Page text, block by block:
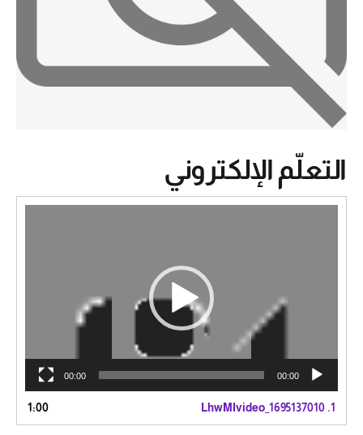
التعلّم الإلكتروني
00:00
00:00
1.
LhwMIvideo_1695137010
1:00